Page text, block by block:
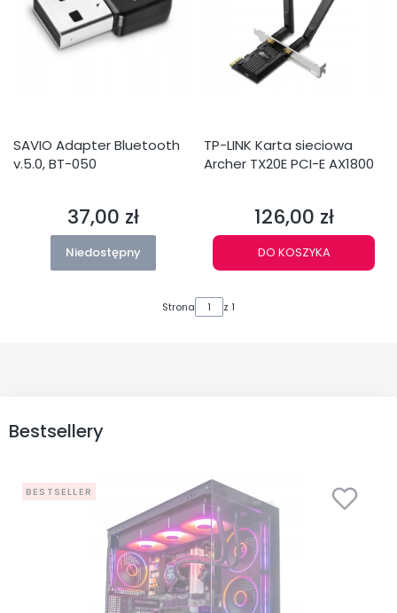
SAVIO Adapter Bluetooth
v.5.0, BT-050
Cena
37,00 zł
Niedostępny
TP-LINK Karta sieciowa
Archer TX20E PCI-E AX1800
Cena
126,00 zł
DO KOSZYKA
Strona z 1
Bestsellery
BESTSELLER